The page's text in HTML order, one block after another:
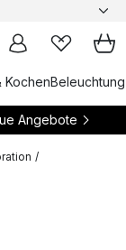
KochenBeleuchtung
Angebote
/